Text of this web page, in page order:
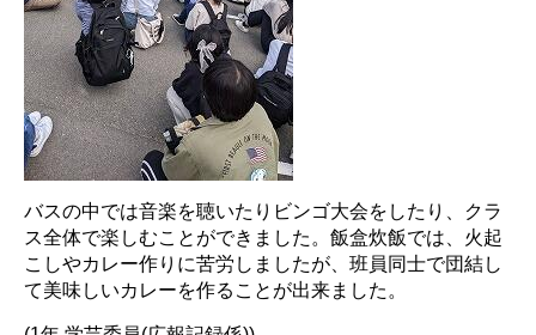
バスの中では音楽を聴いたりビンゴ大会をしたり、クラ
ス全体で楽しむことができました。飯盒炊飯では、火起
こしやカレー作りに苦労しましたが、班員同士で団結し
て美味しいカレーを作ることが出来ました。